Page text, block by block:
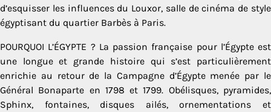
d’esquisser les influences du Louxor, salle de cinéma de style
égyptisant du quartier Barbès à Paris.
POURQUOI L’ÉGYPTE ? La passion française pour l’Égypte est
une longue et grande histoire qui s’est particulièrement
enrichie au retour de la Campagne d’Égypte menée par le
Général Bonaparte en 1798 et 1799. Obélisques, pyramides,
Sphinx, fontaines, disques ailés, ornementations et